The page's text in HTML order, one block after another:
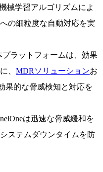
械学習アルゴリズムによ
の細粒度な自動対応を実
プラットフォームは、効果
、 MDRソリューションお
果的な脅威検知と対応を
は迅速な脅威緩和を
ステムダウンタイムを防